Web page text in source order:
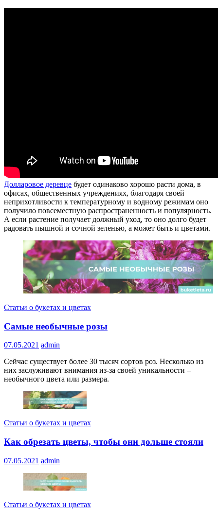
Долларовое деревце будет одинаково хорошо расти дома, в
офисах, общественных учреждениях, благодаря своей
неприхотливости к температурному и водному режимам оно
получило повсеместную распространенность и популярность.
А если растение получает должный уход, то оно долго будет
радовать пышной и сочной зеленью, а может быть и цветами.
Статьи о букетах и цветах
Самые необычные розы
07.05.2021 admin
Сейчас существует более 30 тысяч сортов роз. Несколько из
них заслуживают внимания из-за своей уникальности –
необычного цвета или размера.
Статьи о букетах и цветах
Как обрезать цветы, чтобы они дольше стояли
07.05.2021 admin
Статьи о букетах и цветах